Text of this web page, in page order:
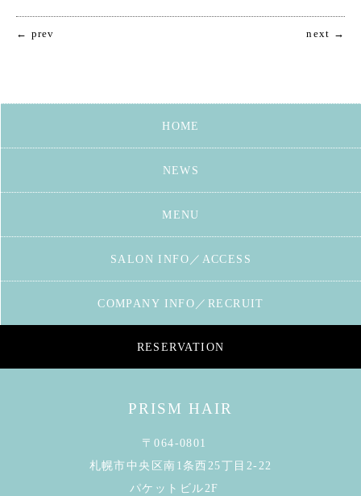
← prev next →
HOME
NEWS
MENU
SALON INFO／ACCESS
COMPANY INFO／RECRUIT
RESERVATION
PRISM HAIR
〒064-0801
札幌市中央区南1条西25丁目2-22
パケットビル2F